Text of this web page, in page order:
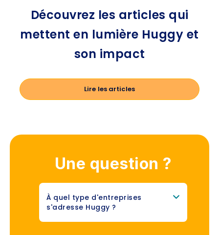
Découvrez les articles qui
mettent en lumière Huggy et
son impact
Lire les articles
Une question ?
À quel type d'entreprises
s'adresse Huggy ?